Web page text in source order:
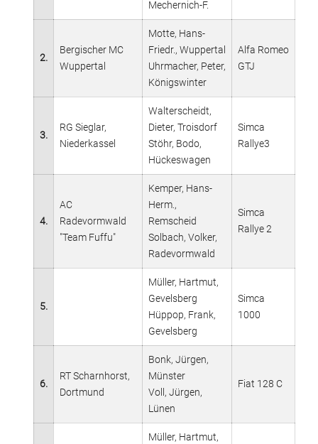
Mechernich-F.
2.
Bergischer MC
Wuppertal
Motte, Hans-
Friedr., Wuppertal
Uhrmacher, Peter,
Königswinter
Alfa Romeo
GTJ
3.
RG Sieglar,
Niederkassel
Walterscheidt,
Dieter, Troisdorf
Stöhr, Bodo,
Hückeswagen
Simca
Rallye3
4.
AC
Radevormwald
"Team Fuffu"
Kemper, Hans-
Herm.,
Remscheid
Solbach, Volker,
Radevormwald
Simca
Rallye 2
5.
Müller, Hartmut,
Gevelsberg
Hüppop, Frank,
Gevelsberg
Simca
1000
6.
RT Scharnhorst,
Dortmund
Bonk, Jürgen,
Münster
Voll, Jürgen,
Lünen
Fiat 128 C
Müller, Hartmut,